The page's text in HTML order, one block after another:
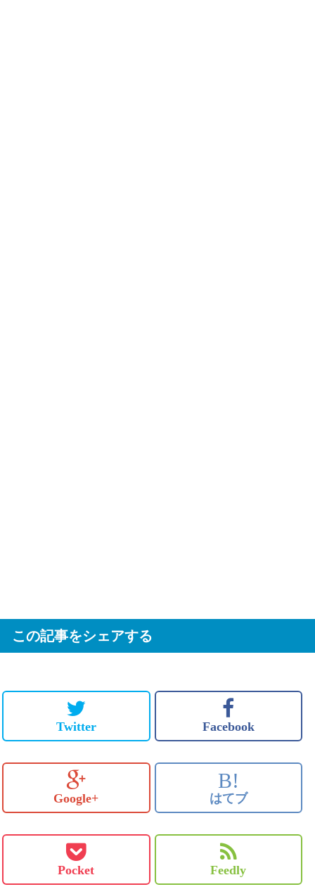
この記事をシェアする
Twitter Facebook
Google+
B!
はてブ
Pocket Feedly